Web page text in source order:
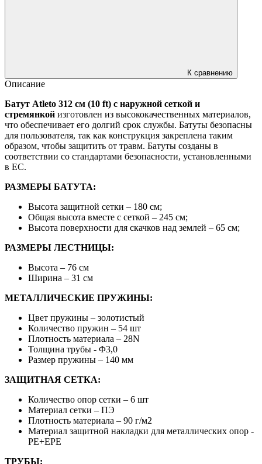
К сравнению
Описание
Батут Atleto 312 см (10 ft) с наружной сеткой и
стремянкой изготовлен из высококачественных материалов,
что обеспечивает его долгий срок службы. Батуты безопасны
для пользователя, так как конструкция закреплена таким
образом, чтобы защитить от травм. Батуты созданы в
соответствии со стандартами безопасности, установленными
в ЕС.
РАЗМЕРЫ БАТУТА:
Высота защитной сетки – 180 см;
Общая высота вместе с сеткой – 245 см;
Высота поверхности для скачков над землей – 65 см;
РАЗМЕРЫ ЛЕСТНИЦЫ:
Высота – 76 см
Ширина – 31 см
МЕТАЛЛИЧЕСКИЕ ПРУЖИНЫ:
Цвет пружины – золотистый
Количество пружин – 54 шт
Плотность материала – 28N
Толщина трубы - Φ3,0
Размер пружины – 140 мм
ЗАЩИТНАЯ СЕТКА:
Количество опор сетки – 6 шт
Материал сетки – ПЭ
Плотность материала – 90 г/м2
Материал защитной накладки для металлических опор -
PE+EPE
ТРУБЫ: